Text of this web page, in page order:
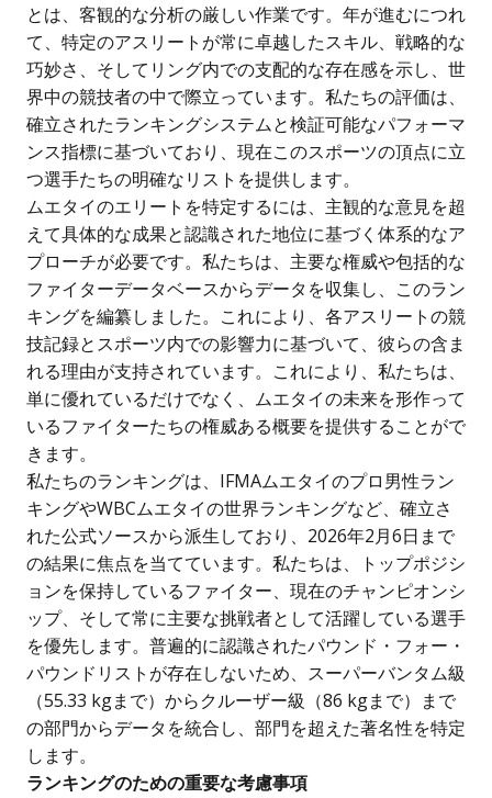
とは、客観的な分析の厳しい作業です。年が進むにつれ
て、特定のアスリートが常に卓越したスキル、戦略的な
巧妙さ、そしてリング内での支配的な存在感を示し、世
界中の競技者の中で際立っています。私たちの評価は、
確立されたランキングシステムと検証可能なパフォーマ
ンス指標に基づいており、現在このスポーツの頂点に立
つ選手たちの明確なリストを提供します。
ムエタイのエリートを特定するには、主観的な意見を超
えて具体的な成果と認識された地位に基づく体系的なア
プローチが必要です。私たちは、主要な権威や包括的な
ファイターデータベースからデータを収集し、このラン
キングを編纂しました。これにより、各アスリートの競
技記録とスポーツ内での影響力に基づいて、彼らの含ま
れる理由が支持されています。これにより、私たちは、
単に優れているだけでなく、ムエタイの未来を形作って
いるファイターたちの権威ある概要を提供することがで
きます。
私たちのランキングは、IFMAムエタイのプロ男性ラン
キングやWBCムエタイの世界ランキングなど、確立さ
れた公式ソースから派生しており、2026年2月6日まで
の結果に焦点を当てています。私たちは、トップポジシ
ョンを保持しているファイター、現在のチャンピオンシ
ップ、そして常に主要な挑戦者として活躍している選手
を優先します。普遍的に認識されたパウンド・フォー・
パウンドリストが存在しないため、スーパーバンタム級
（55.33 kgまで）からクルーザー級（86 kgまで）まで
の部門からデータを統合し、部門を超えた著名性を特定
します。
ランキングのための重要な考慮事項